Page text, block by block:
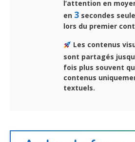
l’attention en
en 3 secondes
lors du premier
Les contenus
sont partagés
fois plus souvent
contenus
textuels.